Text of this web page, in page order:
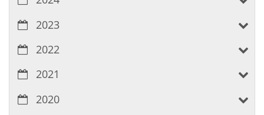
2023
2022
2021
2020